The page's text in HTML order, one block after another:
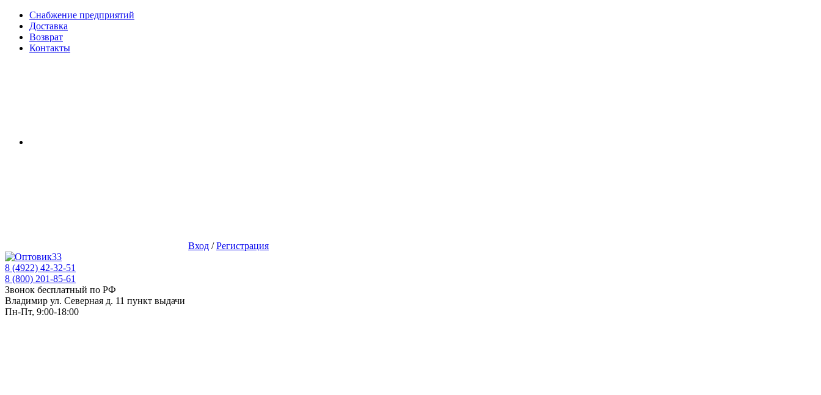
Снабжение предприятий
Доставка
Возврат
Контакты
Вход /Регистрация
8 (4922) 42-32-51
8 (800) 201-85-61
Звонок бесплатный по РФ
Владимир ул. Северная д. 11 пункт выдачи
Пн-Пт, 9:00-18:00